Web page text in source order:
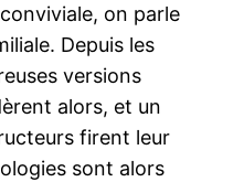
on parle
Depuis les
versions
alors, et un
firent leur
sont alors